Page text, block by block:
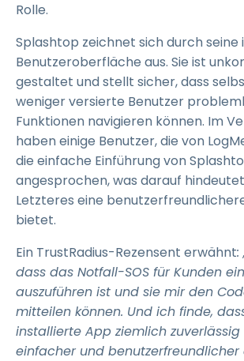
Rolle.
Splashtop zeichnet sich durch seine
Benutzeroberfläche aus. Sie ist
gestaltet und stellt sicher, dass
weniger versierte Benutzer
Funktionen navigieren können. Im
haben einige Benutzer, die von
die einfache Einführung von
angesprochen, was darauf
Letzteres eine
bietet.
Ein TrustRadius-Rezensent erwähnt:
dass das Notfall-SOS für Kunden
auszuführen ist und sie mir den
mitteilen können. Und ich finde,
installierte App ziemlich
einfacher und benutzerfreundlicher